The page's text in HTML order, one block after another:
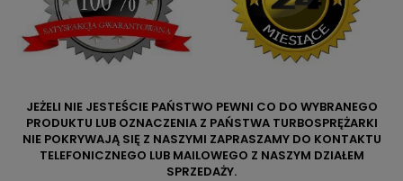
JEŻELI NIE JESTEŚCIE PAŃSTWO PEWNI CO DO WYBRANEGO
PRODUKTU LUB OZNACZENIA Z PAŃSTWA TURBOSPRĘŻARKI
NIE POKRYWAJĄ SIĘ Z NASZYMI ZAPRASZAMY DO KONTAKTU
TELEFONICZNEGO LUB MAILOWEGO Z NASZYM DZIAŁEM
SPRZEDAŻY.